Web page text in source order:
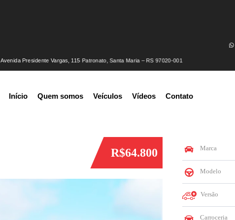
Avenida Presidente Vargas, 115 Patronato, Santa Maria – RS 97020-001
Início Quem somos Veículos Vídeos Contato
R$64.800 Marca
Modelo
Versão
Carroceria